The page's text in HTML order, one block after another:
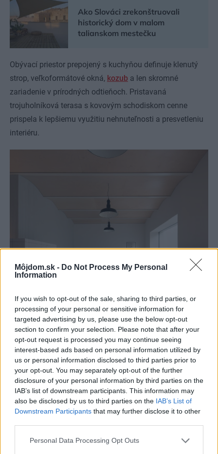
Môjdom.sk - Do Not Process My Personal
Information
If you wish to opt-out of the sale, sharing to third parties, or
processing of your personal or sensitive information for
targeted advertising by us, please use the below opt-out
section to confirm your selection. Please note that after your
opt-out request is processed you may continue seeing
interest-based ads based on personal information utilized by
us or personal information disclosed to third parties prior to
your opt-out. You may separately opt-out of the further
disclosure of your personal information by third parties on the
IAB’s list of downstream participants. This information may
also be disclosed by us to third parties on the IAB’s List of
Downstream Participants that may further disclose it to other
Please note that this website/app uses one or more Google
Personal Data Processing Opt Outs
Ako Slováci zrekonštruovali
historický dom v malom
talianskom mestečku
Obývací priestor prepojený s kuchyňou definuje klenutý
strop, veľkoformátové okná, kozub a len skromné
zariadenie v prírodných odtieňoch. Pristavaná
trojuholníková terasa s kovovým schodiskom cenne
prispela k lepšiemu využitiu nehnuteľnosti a presvetleniu
interiéru.
Zariadenie izieb je skôr minimalistické. Zdroj: Alex Shoots Buildings
Viac fotografií nájdete na konci článkuv galérii.
Prerod zadného dvoru
Zobytnené podkroviesprístupňuje iba vnútorné
zakončený strešným svetlíkom, ktorý prináša denné